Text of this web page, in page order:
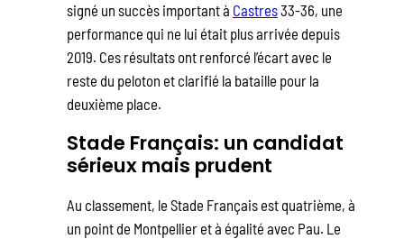
signé un succès important à Castres33-36, une
performance qui ne lui était plus arrivée depuis
2019. Ces résultats ont renforcé l’écart avec le
reste du peloton et clarifié la bataille pour la
deuxième place.
Stade Français: un candidat
sérieux mais prudent
Au classement, le Stade Français est quatrième, à
un point de Montpellier et à égalité avec Pau. Le